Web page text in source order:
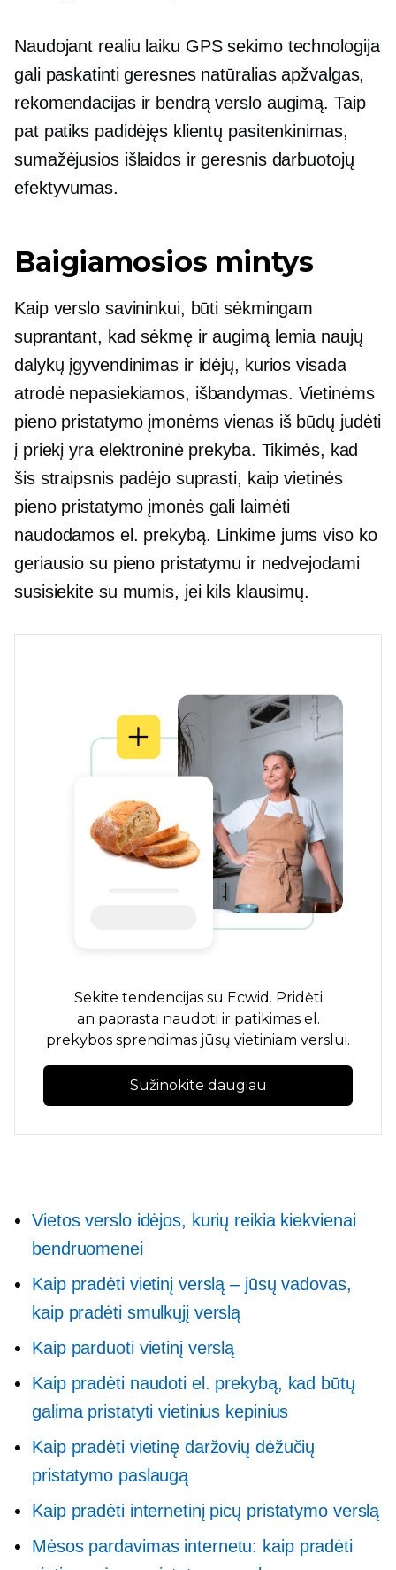
Naudojant realiu laiku GPS sekimo technologija
gali paskatinti geresnes natūralias apžvalgas,
rekomendacijas ir bendrą verslo augimą. Taip
pat patiks padidėjęs klientų pasitenkinimas,
sumažėjusios išlaidos ir geresnis darbuotojų
efektyvumas.
Baigiamosios mintys
Kaip verslo savininkui, būti sėkmingam
suprantant, kad sėkmę ir augimą lemia naujų
dalykų įgyvendinimas ir idėjų, kurios visada
atrodė nepasiekiamos, išbandymas. Vietinėms
pieno pristatymo įmonėms vienas iš būdų judėti
į priekį yra elektroninė prekyba. Tikimės, kad
šis straipsnis padėjo suprasti, kaip vietinės
pieno pristatymo įmonės gali laimėti
naudodamos el. prekybą. Linkime jums viso ko
geriausio su pieno pristatymu ir nedvejodami
susisiekite su mumis, jei kils klausimų.
Sekite tendencijas su Ecwid. Pridėti
an paprasta naudoti ir patikimas el.
prekybos sprendimas jūsų vietiniam verslui.
Sužinokite daugiau
Vietos verslo idėjos, kurių reikia kiekvienai
bendruomenei
Kaip pradėti vietinį verslą – jūsų vadovas,
kaip pradėti smulkųjį verslą
Kaip parduoti vietinį verslą
Kaip pradėti naudoti el. prekybą, kad būtų
galima pristatyti vietinius kepinius
Kaip pradėti vietinę daržovių dėžučių
pristatymo paslaugą
Kaip pradėti internetinį picų pristatymo verslą
Mėsos pardavimas internetu: kaip pradėti